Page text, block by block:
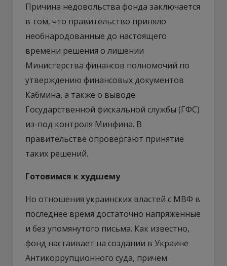
Причина недовольства фонда заключается
в том, что правительство приняло
необнародованные до настоящего
времени решения о лишении
Министерства финансов полномочий по
утверждению финансовых документов
Кабмина, а также о выводе
Государственной фискальной службы (ГФС)
из-под контроля Минфина. В
правительстве опровергают принятие
таких решений.
Готовимся к худшему
Но отношения украинских властей с МВФ в
последнее время достаточно напряженные
и без упомянутого письма. Как известно,
фонд настаивает на создании в Украине
Антикоррупционного суда, причем